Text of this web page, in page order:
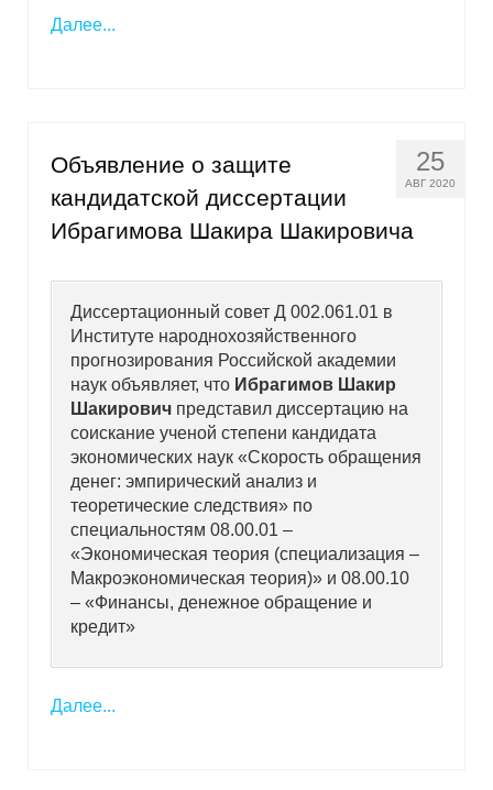
Далее...
25
АВГ 2020
Объявление о защите
кандидатской диссертации
Ибрагимова Шакира Шакировича
Диссертационный совет Д 002.061.01 в
Институте народнохозяйственного
прогнозирования Российской академии
наук объявляет, что Ибрагимов Шакир
Шакирович представил диссертацию на
соискание ученой степени кандидата
экономических наук «Скорость обращения
денег: эмпирический анализ и
теоретические следствия» по
специальностям 08.00.01 –
«Экономическая теория (специализация –
Макроэкономическая теория)» и 08.00.10
– «Финансы, денежное обращение и
кредит»
Далее...